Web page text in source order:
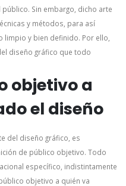
Sin embargo, dicho arte
y métodos, para así
y bien definido. Por ello,
diseño gráfico que todo
objetivo a
el diseño
del diseño gráfico, es
de público objetivo. Todo
específico, indistintamente
objetivo a quién va